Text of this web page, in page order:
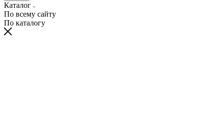
Каталог
По всему сайту
По каталогу